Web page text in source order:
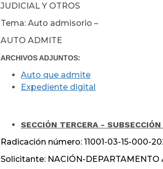
JUDICIAL Y OTROS
Tema: Auto admisorio –
AUTO ADMITE
ARCHIVOS ADJUNTOS:
Auto que admite
Expediente digital
Junio
SECCIÓN TERCERA - SUBSECCIÓN
Radicación número: 11001-03-15-000-
Solicitante: NACIÓN-DEPARTAMENTO